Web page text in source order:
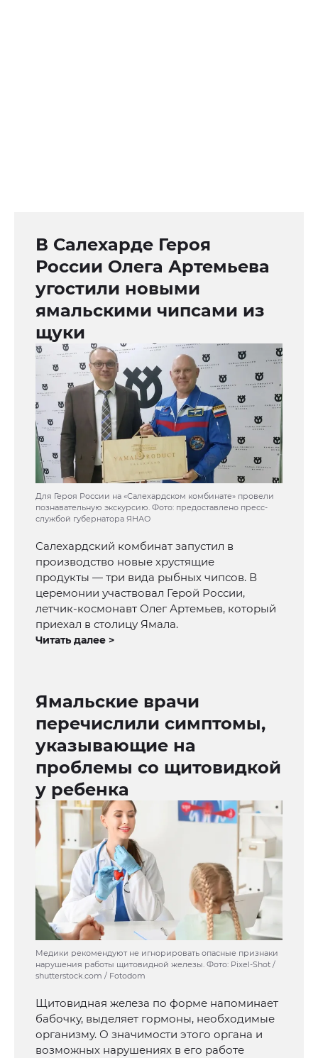
В Салехарде Героя
России Олега Артемьева
угостили новыми
ямальскими чипсами из
щуки
Для Героя России на «Салехардском комбинате» провели
познавательную экскурсию. Фото: предоставлено пресс-
службой губернатора ЯНАО
Салехардский комбинат запустил в
производство новые хрустящие
продукты — три вида рыбных чипсов. В
церемонии участвовал Герой России,
летчик-космонавт Олег Артемьев, который
приехал в столицу Ямала.
Читать далее >
Ямальские врачи
перечислили симптомы,
указывающие на
проблемы со щитовидкой
у ребенка
Медики рекомендуют не игнорировать опасные признаки
нарушения работы щитовидной железы. Фото: Pixel-Shot /
shutterstock.com / Fotodom
Щитовидная железа по форме напоминает
бабочку, выделяет гормоны, необходимые
организму. О значимости этого органа и
возможных нарушениях в его работе